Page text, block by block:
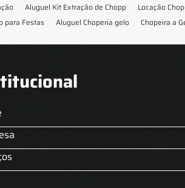
Aluguel Kit Extração de Chopp Locação
para Festas Aluguel Choperia gelo Chopeira a